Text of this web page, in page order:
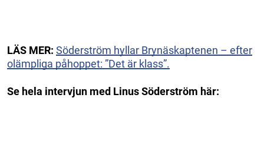
LÄS MER: Söderström hyllar Brynäskaptenen – efter
olämpliga påhoppet: ”Det är klass”.
Se hela intervjun med Linus Söderström här: